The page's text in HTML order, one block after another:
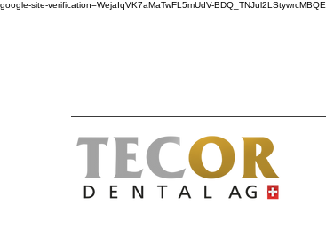
google-site-verification=WejaIqVK7aMaTwFL5mUdV-BDQ_TNJul2LStywrcMBQE